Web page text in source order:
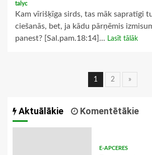
talyc
Kam vīrišķīga sirds, tas māk sapratīgi
ciešanās, bet, ja kādu pārņēmis
panest? [Sal.pam.18:14]... Lasīt tālāk
Ziņu
1 2 »
Aktuālākie Komentētākie
E-APCERES